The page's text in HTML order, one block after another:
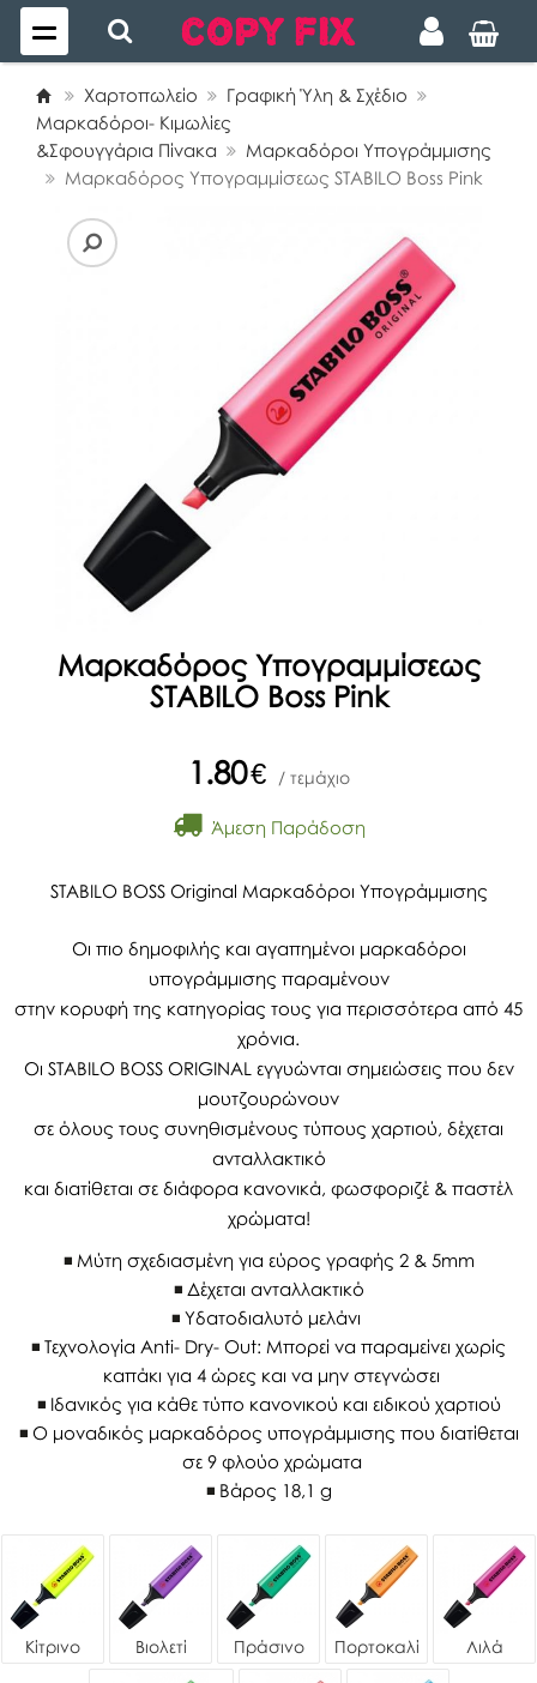
Χαρτοπωλείο
Γραφική Ύλη & Σχέδιο
Μαρκαδόροι- Κιμωλίες
&Σφουγγάρια Πίνακα
Μαρκαδόροι Υπογράμμισης
Μαρκαδόρος Υπογραμμίσεως STABILO Boss Pink
Μαρκαδόρος Υπογραμμίσεως
STABILO Boss Pink
1.80€ / τεμάχιο
Άμεση Παράδοση
STABILO BOSS Original Μαρκαδόροι Υπογράμμισης
Οι πιο δημοφιλής και αγαπημένοι μαρκαδόροι
υπογράμμισης παραμένουν
στην κορυφή της κατηγορίας τους για περισσότερα από 45
χρόνια.
Οι STABILO BOSS ORIGINAL εγγυώνται σημειώσεις που δεν
μουτζουρώνουν
σε όλους τους συνηθισμένους τύπους χαρτιού, δέχεται
ανταλλακτικό
και διατίθεται σε διάφορα κανονικά, φωσφοριζέ & παστέλ
χρώματα!
Μύτη σχεδιασμένη για εύρος γραφής 2 & 5mm
Δέχεται ανταλλακτικό
Υδατοδιαλυτό μελάνι
Τεχνολογία Anti- Dry- Out: Μπορεί να παραμείνει χωρίς
καπάκι για 4 ώρες και να μην στεγνώσει
Ιδανικός για κάθε τύπο κανονικού και ειδικού χαρτιού
Ο μοναδικός μαρκαδόρος υπογράμμισης που διατίθεται
σε 9 φλούο χρώματα
Βάρος 18,1 g
Κίτρινο Βιολετί Πράσινο Πορτοκαλί Λιλά